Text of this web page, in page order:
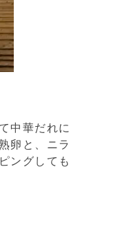
中華だれに
卵と、ニラ
ングしても